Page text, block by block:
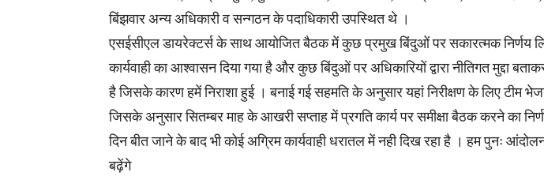
बिंझवार अन्य अधिकारी व सन्गठन के पदाधिकारी उपस्थित थे ।
एसईसीएल डायरेक्टर्स के साथ आयोजित बैठक में कुछ प्रमुख बिंदुओं पर सकारत्मक निर्णय
कार्यवाही का आश्वासन दिया गया है और कुछ बिंदुओं पर अधिकारियों द्वारा नीतिगत मुद्दा
है जिसके कारण हमें निराशा हुई । बनाई गई सहमति के अनुसार यहां निरीक्षण के लिए टीम
जिसके अनुसार सितम्बर माह के आखरी सप्ताह में प्रगति कार्य पर समीक्षा बैठक करने का
दिन बीत जाने के बाद भी कोई अग्रिम कार्यवाही धरातल में नही दिख रहा है । हम पुनः
बढ़ेंगे